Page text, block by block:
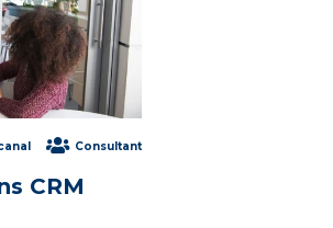
Consultant
CRM